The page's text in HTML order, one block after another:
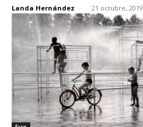
Landa Hernández - 21 octubre, 2019